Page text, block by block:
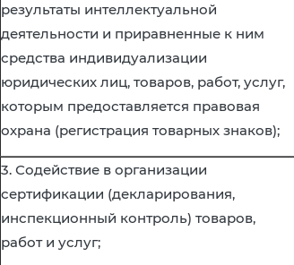
результаты интеллектуальной
деятельности и приравненные к ним
средства индивидуализации
юридических лиц, товаров, работ, услуг,
которым предоставляется правовая
охрана (регистрация товарных знаков);
3. Содействие в организации
сертификации (декларирования,
инспекционный контроль) товаров,
работ и услуг;